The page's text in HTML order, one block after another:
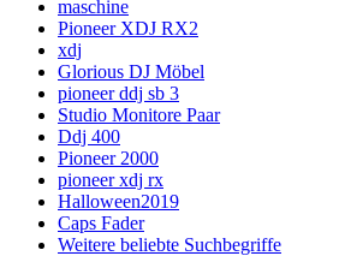
maschine
Pioneer XDJ RX2
xdj
Glorious DJ Möbel
pioneer ddj sb 3
Studio Monitore Paar
Ddj 400
Pioneer 2000
pioneer xdj rx
Halloween2019
Caps Fader
Weitere beliebte Suchbegriffe